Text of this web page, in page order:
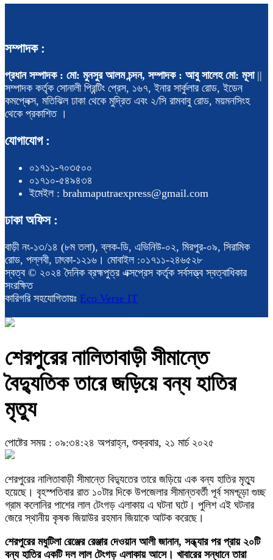
সম্পাদক :
প্রধান সম্পাদক : মো: মুনসুর আলম চন্দন, সম্পাদক : আবু সালেহ মো: মূসা||
সম্পাদক কর্তৃক সোনালী প্রিন্টিং প্রেস, ১৬৭, ইনার সার্কুলার রোড, ইডেন
কমপ্লেক্স, মতিঝিল ঢাকা থেকে মুদ্রিত এবং ২/সি রামবাবু রোড, ময়মনসিংহ
থেকে প্রকাশিত ।
যোগাযোগ :
০১৭১১-৭০৩৫০০
০১৭১০-৫৪৯৪৩৪
ইমেইল : brahmaputraexpress@gmail.com
ঢাকা অফিস :
বাড়ী নং-১৩/১৪ (৮ম তলা), ব্লক-ডি, এভিনিউ-০২, মিরপুর-০৯, সিরামিক
রোড, পল্লবী, ঢাৎকা-১২১৬। মোবাইল :০১৭১১-২৪৬৫২৮
স্বত্ব © ২০২৪ দৈনিক ব্রহ্মপুত্র এক্সপ্রেস কর্তৃক সর্বসত্ত্ব স্বত্বাধিকার
সংরক্ষিত
কারিগরি সহযোগিতায়ঃ Eco Verse IT
শেরপুরের নালিতাবাড়ী সীমান্তে
বৈদ্যুতিক তারে জড়িয়ে বন্য হাতির
মৃত্যু
পোষ্টের সময় : ০৯:৩৪:২৪ অপরাহ্ন, শুক্রবার, ২১ মার্চ ২০২৫
শেরপুরের নালিতাবাড়ী সীমান্তে বিদ্যুতের তারে জড়িয়ে এক বন্য হাতির মৃত্যু
হয়েছে। বৃহস্পতিবার রাত ১০টার দিকে উপজেলার সীমান্তবর্তী পূর্ব সমশ্চূড়া গুচ্ছ
গ্রাম কলোনির পাশের লাল টেংগড় এলাকায় এ ঘটনা ঘটে। পুলিশ এই ঘটনার
জেরে স্থানীয় কৃষক জিয়াউর রহমান জিয়াকে আটক করেছে।
শেরপুরের মধুটিলা রেঞ্জের রেঞ্জার দেওয়ান আলী জানান, সন্ধ্যার পর প্রায় ২০টি
বন্য হাতির একটি দল লাল টেংগড় এলাকায় আসে। খাবারের সন্ধানে তারা